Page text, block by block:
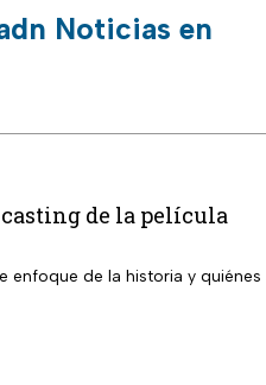
Noticias en
de la película
enfoque de la historia y